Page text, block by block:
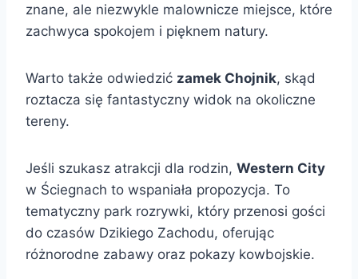
znane, ale niezwykle malownicze miejsce, które
zachwyca spokojem i pięknem natury.
Warto także odwiedzić zamek Chojnik, skąd
roztacza się fantastyczny widok na okoliczne
tereny.
Jeśli szukasz atrakcji dla rodzin, Western City
w Ściegnach to wspaniała propozycja. To
tematyczny park rozrywki, który przenosi gości
do czasów Dzikiego Zachodu, oferując
różnorodne zabawy oraz pokazy kowbojskie.